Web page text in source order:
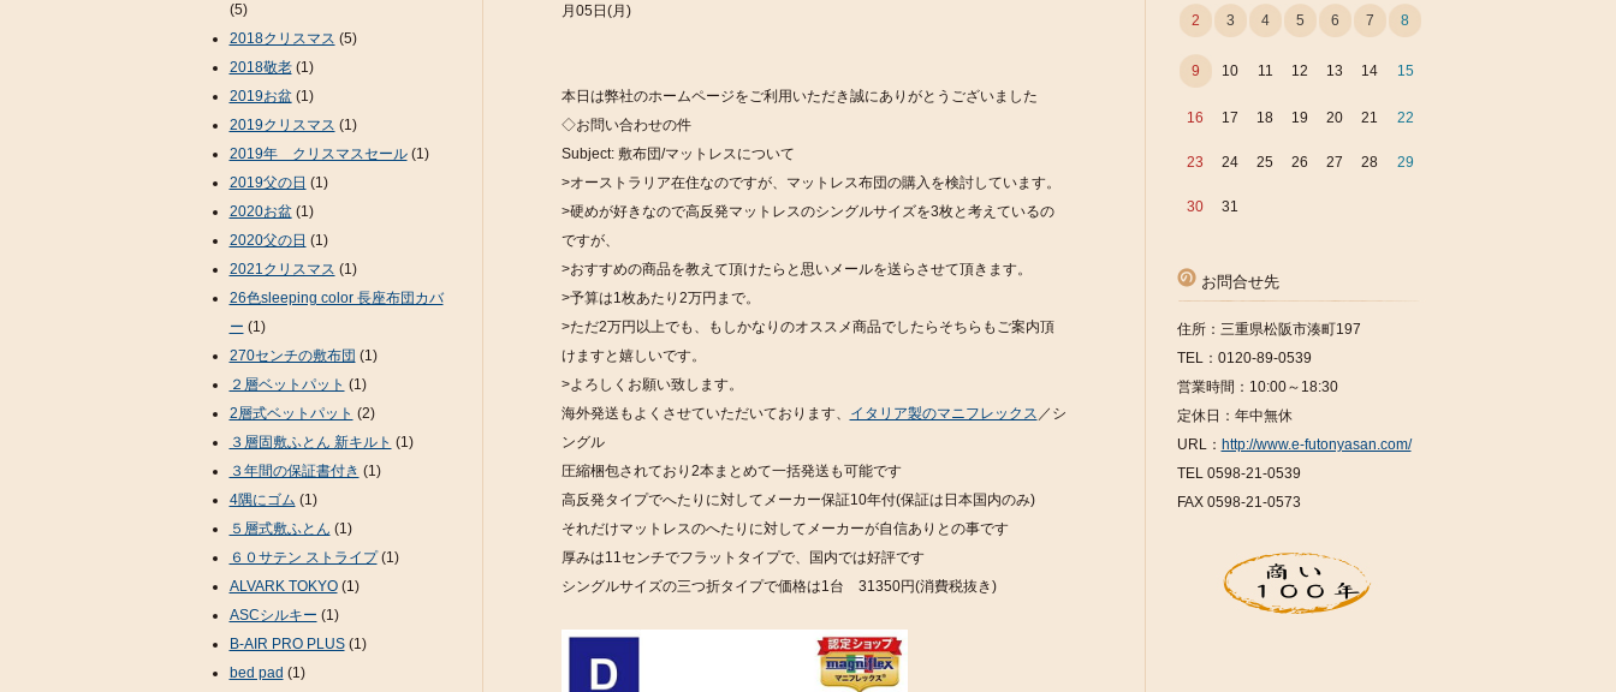
月05日(月)
本日は弊社のホームページをご利用いただき誠にありがとうございました
◇お問い合わせの件
Subject: 敷布団/マットレスについて
>オーストラリア在住なのですが、マットレス布団の購入を検討しています。
>硬めが好きなので高反発マットレスのシングルサイズを3枚と考えているの
ですが、
>おすすめの商品を教えて頂けたらと思いメールを送らさせて頂きます。
>予算は1枚あたり2万円まで。
>ただ2万円以上でも、もしかなりのオススメ商品でしたらそちらもご案内頂
けますと嬉しいです。
>よろしくお願い致します。
海外発送もよくさせていただいております、
イタリア製のマニフレックス ／シ
ングル
圧縮梱包されており2本まとめて一括発送も可能です
高反発タイプでへたりに対してメーカー保証10年付(保証は日本国内のみ)
それだけマットレスのへたりに対してメーカーが自信ありとの事です
厚みは11センチでフラットタイプで、国内では好評です
シングルサイズの三つ折タイプで価格は1台 31350円(消費税抜き)
(5)
2018クリスマス (5)
2018敬老(1)
2019お盆(1)
2019クリスマス (1)
2019年 クリスマスセール(1)
2019父の日 (1)
2020お盆(1)
2020父の日 (1)
2021クリスマス (1)
26色sleeping color 長座布団カバ
ー (1)
270センチの敷布団 (1)
２層ベットパット (1)
2層式ベットパット (2)
３層固敷ふとん 新キルト (1)
３年間の保証書付き (1)
4隅にゴム (1)
５層式敷ふとん (1)
６０サテン ストライプ(1)
ALVARK TOKYO(1)
ASCシルキー (1)
B-AIR PRO PLUS(1)
bed pad (1)
2 3 4 5 6 7 8
9 10 11 12 13 14 15
16 17 18 19 20 21 22
23 24 25 26 27 28 29
30 31
お問合せ先
住所：三重県松阪市湊町197
TEL：0120-89-0539
営業時間：10:00～18:30
定休日：年中無休
URL： http://www.e-futonyasan.com/
TEL 0598-21-0539
FAX 0598-21-0573